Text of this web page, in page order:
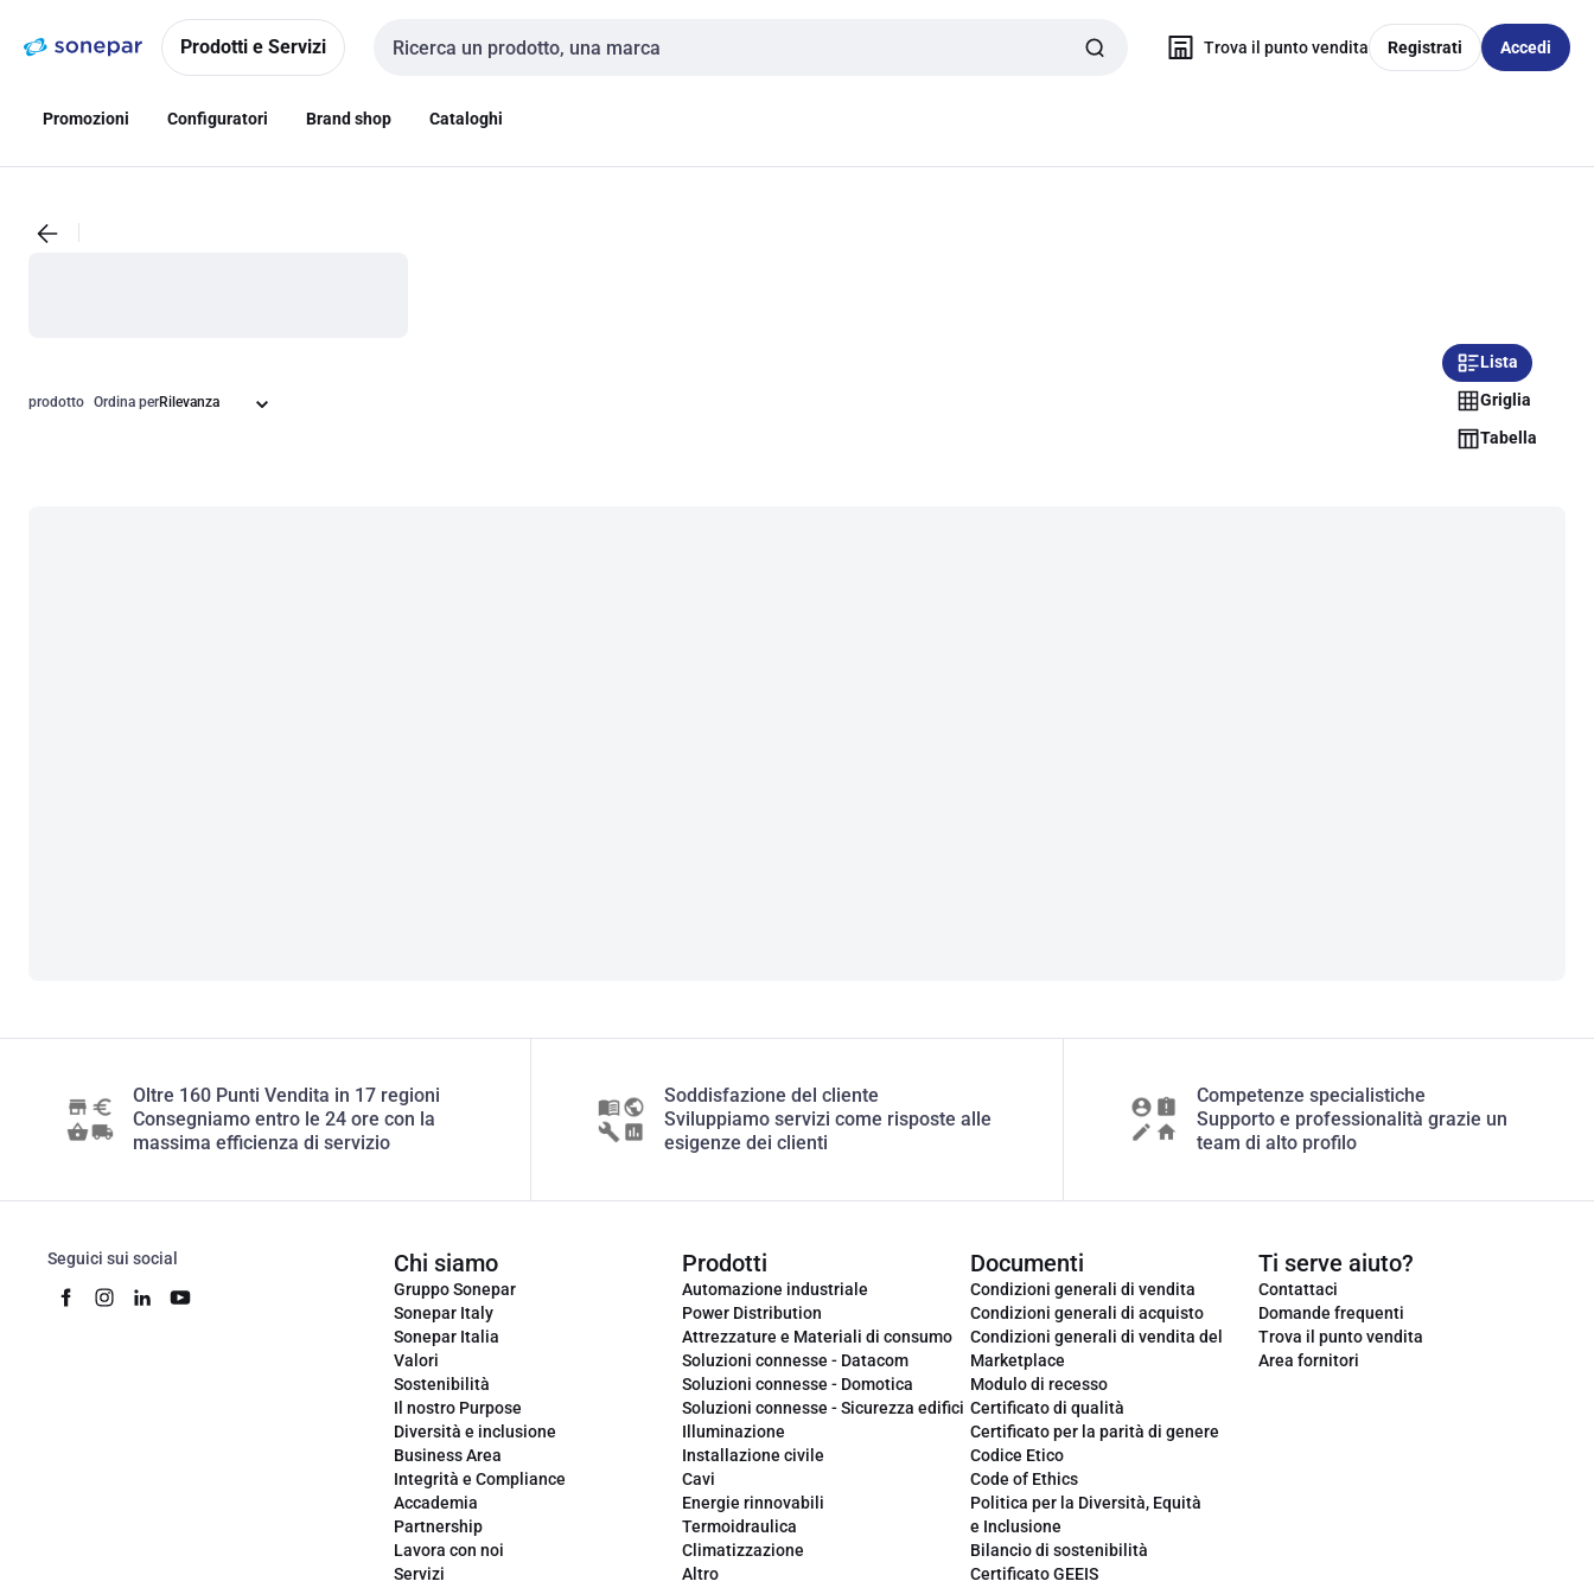
navigazionealla
Prodotti e Servizi
Cerca input
Trova il punto vendita Registrati Accedi
Promozioni Configuratori Brand shop Cataloghi
prodotto Ordina per
Lista
Griglia
Tabella
Oltre 160 Punti Vendita in 17 regioni
Consegniamo entro le 24 ore con la
massima efficienza di servizio
Soddisfazione del cliente
Sviluppiamo servizi come risposte alle
esigenze dei clienti
Competenze specialistiche
Supporto e professionalità grazie un
team di alto profilo
Seguici sui social Chi siamo
Gruppo Sonepar
Sonepar Italy
Sonepar Italia
Valori
Sostenibilità
Il nostro Purpose
Diversità e inclusione
Business Area
Integrità e Compliance
Accademia
Partnership
Lavora con noi
Servizi
Prodotti
Automazione industriale
Power Distribution
Attrezzature e Materiali di consumo
Soluzioni connesse - Datacom
Soluzioni connesse - Domotica
Soluzioni connesse - Sicurezza edifici
Illuminazione
Installazione civile
Cavi
Energie rinnovabili
Termoidraulica
Climatizzazione
Altro
Documenti
Condizioni generali di vendita
Condizioni generali di acquisto
Condizioni generali di vendita del
Marketplace
Modulo di recesso
Certificato di qualità
Certificato per la parità di genere
Codice Etico
Code of Ethics
Politica per la Diversità, Equità
e Inclusione
Bilancio di sostenibilità
Certificato GEEIS
Ti serve aiuto?
Contattaci
Domande frequenti
Trova il punto vendita
Area fornitori